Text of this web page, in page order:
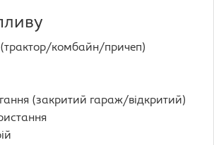
(трактор/комбайн/причеп)
(закритий гараж/відкритий)